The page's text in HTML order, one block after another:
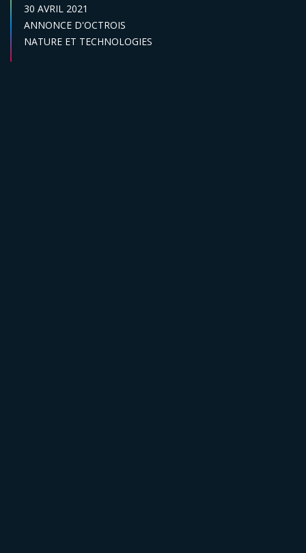
DATE DE PUBLICATION :
30 AVRIL 2021
Catégories :
ANNONCE D'OCTROIS
Secteur :
NATURE ET TECHNOLOGIES